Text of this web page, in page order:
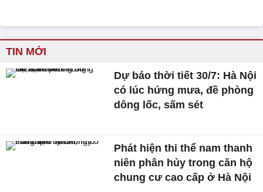
TIN MỚI
Dự báo thời tiết 30/7: Hà Nội
có lúc hứng mưa, đề phòng
dông lốc, sấm sét
Phát hiện thi thể nam thanh
niên phân hủy trong căn hộ
chung cư cao cấp ở Hà Nội